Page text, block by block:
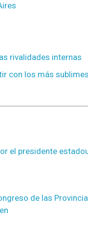
rivalidades internas
con los más
el presidente
de las